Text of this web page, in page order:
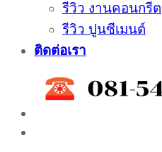
รีวิว งานคอนกรีต
รีวิว ปูนซีเมนต์
ติดต่อเรา